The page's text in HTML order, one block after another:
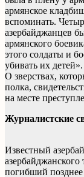
армянское
вспоминать.
азербайджанцев
армянского
этого солдаты и
убивать их детей».
О зверствах,
полка,
на месте
Журналистские
Известный
азербайджанского
погибший